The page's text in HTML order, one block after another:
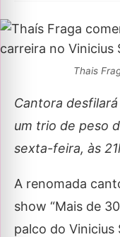
Thais
Cantora
um trio de peso
sexta-feira, às
A renomada
show “Mais de
palco do Vinicius